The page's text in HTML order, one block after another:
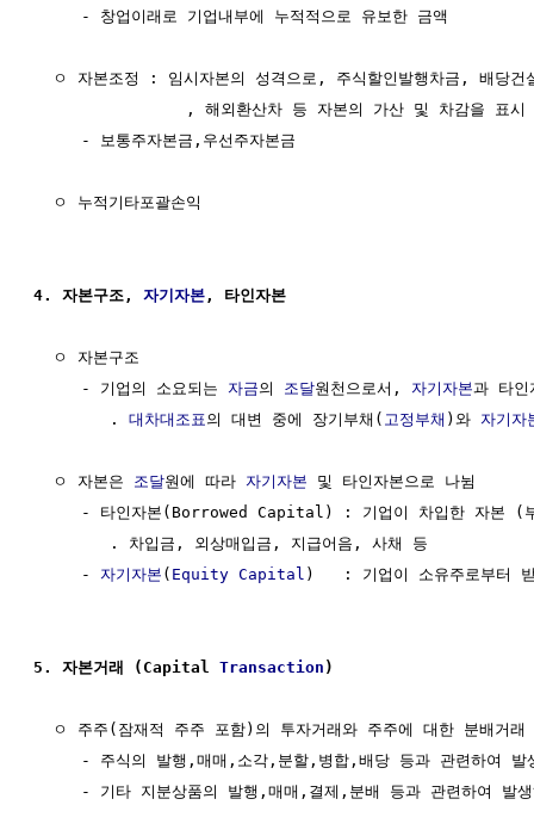
     - 창업이래로 기업내부에 누적적으로 유보한 금액
ㅇ 자본조정 : 임시자본의 성격으로, 주식할인발행차금, 배당건
                , 해외환산차 등 자본의 가산 및 차감을 표시
     - 보통주자본금,우선주자본금
  ㅇ 누적기타포괄손익
4. 자본구조, 자기자본 , 타인자본
  ㅇ 자본구조
     - 기업의 소요되는
자금의 조달원천으로서, 자기자본과 타인
        .
대차대조표의 대변 중에 장기부채( 고정부채 )와 자기자
  ㅇ 자본은
조달원에 따라 자기자본 및 타인자본으로 나뉨
- 타인자본(Borrowed Capital) : 기업이 차입한 자본 (
        . 차입금, 외상매입금, 지급어음, 사채 등
     -
자기자본 ( Equity Capital )   : 기업이 소유주로부터
5. 자본거래 (Capital Transaction )
  ㅇ 주주(잠재적 주주 포함)의 투자거래와 주주에 대한 분배거래
- 주식의 발행,매매,소각,분할,병합,배당 등과 관련하여 발